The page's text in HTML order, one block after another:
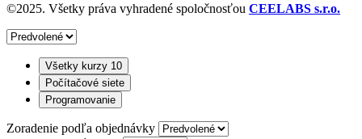
©2025. Všetky práva vyhradené spoločnosťou CEELABS s.r.o.
Všetky kurzy 10
Počítačové siete
Programovanie
Zoradenie podľa objednávky